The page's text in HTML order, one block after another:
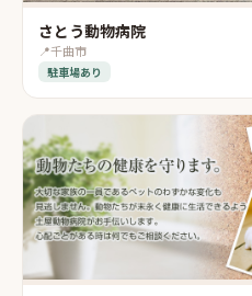
さとう動物病院
📍千曲市
駐車場あり